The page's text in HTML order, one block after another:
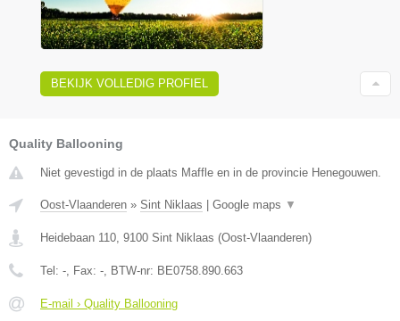
BEKIJK VOLLEDIG PROFIEL
Quality Ballooning
Niet gevestigd in de plaats Maffle en in de provincie Henegouwen.
Oost-Vlaanderen » Sint Niklaas Google maps ▼
Heidebaan 110, 9100 Sint Niklaas (Oost-Vlaanderen)
Tel: -, Fax: -, BTW-nr: BE0758.890.663
E-mail › Quality Ballooning